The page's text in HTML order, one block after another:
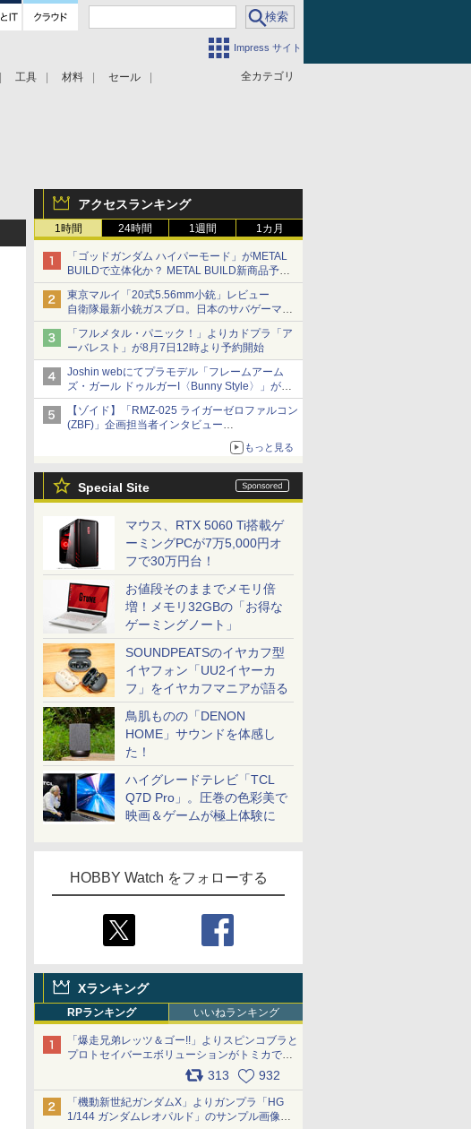
Impress サイト
全カテゴリ
工具 材料 セール
アクセスランキング
1時間 24時間 1週間 1カ月
「ゴッドガンダム ハイパーモード」がMETAL
BUILDで立体化か？ METAL BUILD新商品予告
が公開
東京マルイ「20式5.56mm小銃」レビュー
自衛隊最新小銃ガスブロ。日本のサバゲーマー
で本当によかった
「フルメタル・パニック！」よりカドプラ「ア
ーバレスト」が8月7日12時より予約開始
Joshin webにてプラモデル「フレームアーム
ズ・ガール ドゥルガーI〈Bunny Style〉」が予
約受付再開中！
【ゾイド】「RMZ-025 ライガーゼロファルコン
(ZBF)」企画担当者インタビュー
ZBFから従来デザインまで再現可能なボリュー
もっと見る
Special Site
マウス、RTX 5060 Ti搭載ゲ
ーミングPCが7万5,000円オ
フで30万円台！
お値段そのままでメモリ倍
増！メモリ32GBの「お得な
ゲーミングノート」
SOUNDPEATSのイヤカフ型
イヤフォン「UU2イヤーカ
フ」をイヤカフマニアが語る
鳥肌ものの「DENON
HOME」サウンドを体感し
た！
ハイグレードテレビ「TCL
Q7D Pro」。圧巻の色彩美で
映画＆ゲームが極上体験に
HOBBY Watch をフォローする
Xランキング
RPランキング いいねランキング
「爆走兄弟レッツ＆ゴー!!」よりスピンコブラと
プロトセイバーエボリューションがトミカで登
場 pic.x.com/9paC75M2iL 313 932
「機動新世紀ガンダムX」よりガンプラ「HG
1/144 ガンダムレオパルド」のサンプル画像が